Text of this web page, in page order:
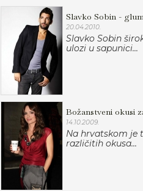
Slavko Sobin -
20.04.2010.
Slavko Sobin
ulozi u sapunici...
Božanstveni okusi
14.10.2009.
Na hrvatskom je
različitih okusa...